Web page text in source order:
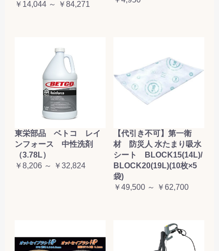
￥14,044 ～ ￥84,271
東栄部品 ベトコ レイ
ンフォース 中性洗剤
（3.78L）
￥8,206 ～ ￥32,824
【代引き不可】第一衛
材 防災人 水たまり吸水
シート BLOCK15(14L)/
BLOCK20(19L)(10枚×5
袋)
￥49,500 ～ ￥62,700